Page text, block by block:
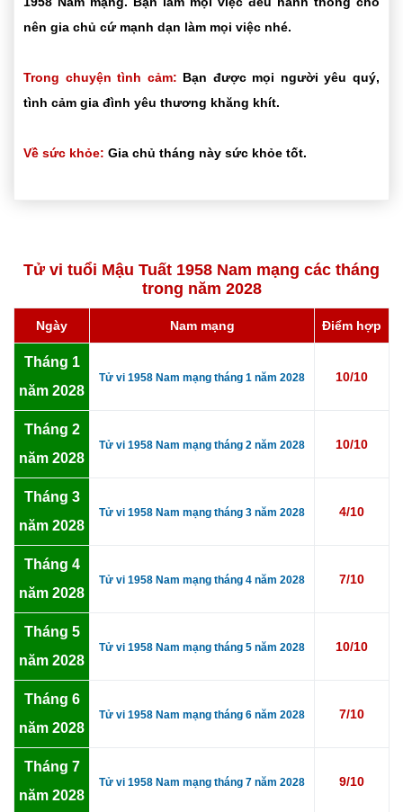
nên gia chủ cứ mạnh dạn làm mọi việc nhé.
Trong chuyện tình cảm: Bạn được mọi người yêu quý,
tình cảm gia đình yêu thương khăng khít.
Về sức khỏe: Gia chủ tháng này sức khỏe tốt.
Tử vi tuổi Mậu Tuất 1958 Nam mạng các tháng
trong năm 2028
Ngày Nam mạng Điểm hợp
Tháng 1
năm 2028
Tử vi 1958 Nam mạng tháng 1 năm 2028 10/10
Tháng 2
năm 2028
Tử vi 1958 Nam mạng tháng 2 năm 2028 10/10
Tháng 3
năm 2028
Tử vi 1958 Nam mạng tháng 3 năm 2028 4/10
Tháng 4
năm 2028
Tử vi 1958 Nam mạng tháng 4 năm 2028 7/10
Tháng 5
năm 2028
Tử vi 1958 Nam mạng tháng 5 năm 2028 10/10
Tháng 6
năm 2028
Tử vi 1958 Nam mạng tháng 6 năm 2028 7/10
Tháng 7
năm 2028
Tử vi 1958 Nam mạng tháng 7 năm 2028 9/10